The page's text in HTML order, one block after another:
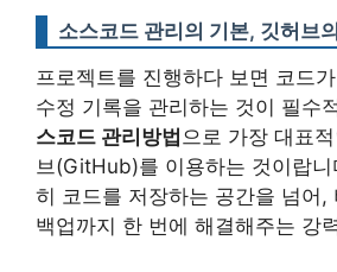
소스코드 관리의 기본, 깃허브
프로젝트를 진행하다 보면 코드
수정 기록을 관리하는 것이 필수
스코드 관리방법 으로 가장 대표
브(GitHub)를 이용하는 것이랍
히 코드를 저장하는 공간을 넘어,
백업까지 한 번에 해결해주는 강